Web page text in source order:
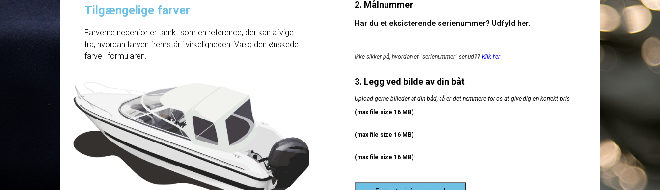
Tilgængelige farver
Farverne nedenfor er tænkt som en reference, der kan afvige
fra, hvordan farven fremstår i virkeligheden. Vælg den ønskede
farve i formularen.
2. Målnummer
Har du et eksisterende serienummer? Udfyld her.
Ikke sikker på, hvordan et "serienummer" ser ud?? Klik her
3. Legg ved bilde av din båt
Upload gerne billeder af din båd, så er det nemmere for os at give dig en korrekt pris
(max file size 16 MB)
(max file size 16 MB)
(max file size 16 MB)